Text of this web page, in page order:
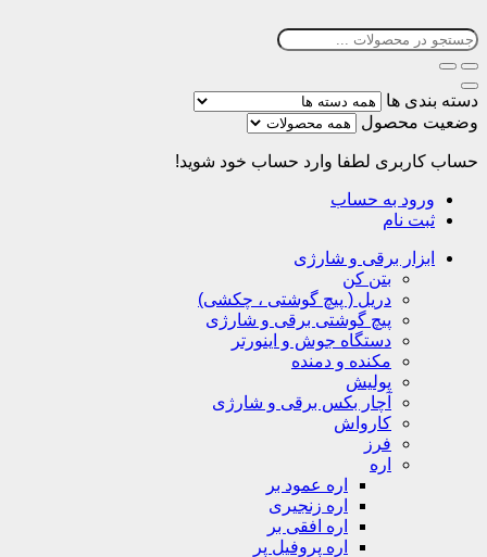
دسته بندی ها
وضعیت محصول
حساب کاربری لطفا وارد حساب خود شوید!
ورود به حساب
ثبت نام
ابزار برقی و شارژی
بتن کن
دریل ( پیچ گوشتی ، چکشی)
پیچ گوشتی برقی و شارژی
دستگاه جوش و اینورتر
مکنده و دمنده
پولیش
آچار بکس برقی و شارژی
کارواش
فرز
اره
اره عمود بر
اره زنجیری
اره افقی بر
اره پروفیل پر